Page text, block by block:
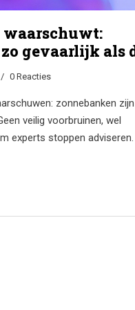
waarschuwt:
gevaarlijk als
0 Reacties
zonnebanken zijn
veilig voorbruinen, wel
experts stoppen adviseren.